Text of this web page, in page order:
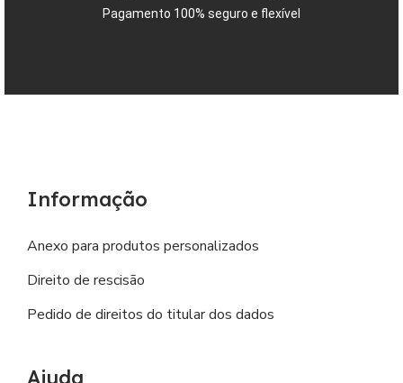
Pagamento 100% seguro e flexível
Informação
Anexo para produtos personalizados
Direito de rescisão
Pedido de direitos do titular dos dados
Ajuda